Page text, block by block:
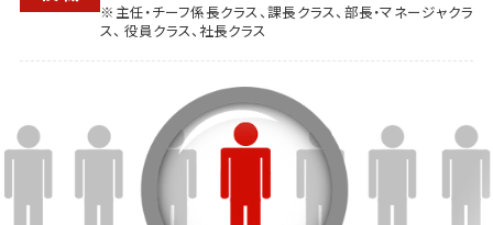
※主任・チーフ係長クラス、課長クラス、部長・マネージャクラ
ス、 役員クラス、社長クラス